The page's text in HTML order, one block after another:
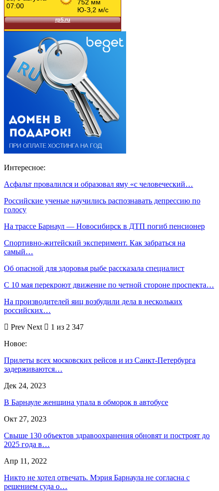
Интересное:
Асфальт провалился и образовал яму «с человеческий…
Российские ученые научились распознавать депрессию по
голосу
На трассе Барнаул — Новосибирск в ДТП погиб пенсионер
Спортивно-­житейский эксперимент. Как забраться на
самый…
Об опасной для здоровья рыбе рассказала специалист
С 10 мая перекроют движение по четной стороне проспекта…
На производителей яиц возбудили дела в нескольких
российских…
Prev Next
1 из 2 347
Новое:
Прилеты всех московских рейсов и из Санкт-Петербурга
задерживаются…
Дек 24, 2023
В Барнауле женщина упала в обморок в автобусе
Окт 27, 2023
Свыше 130 объектов здравоохранения обновят и построят до
2025 года в…
Апр 11, 2022
Никто не хотел отвечать. Мэрия Барнаула не согласна с
решением суда о…